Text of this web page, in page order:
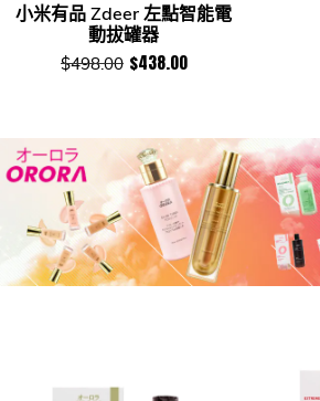
小米有品 Zdeer 左點智能電
動拔罐器
$498.00 $438.00